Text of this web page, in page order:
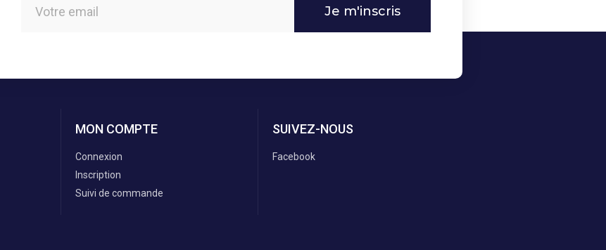
Je m'inscris
MON COMPTE
Connexion
Inscription
Suivi de commande
SUIVEZ-NOUS
Facebook